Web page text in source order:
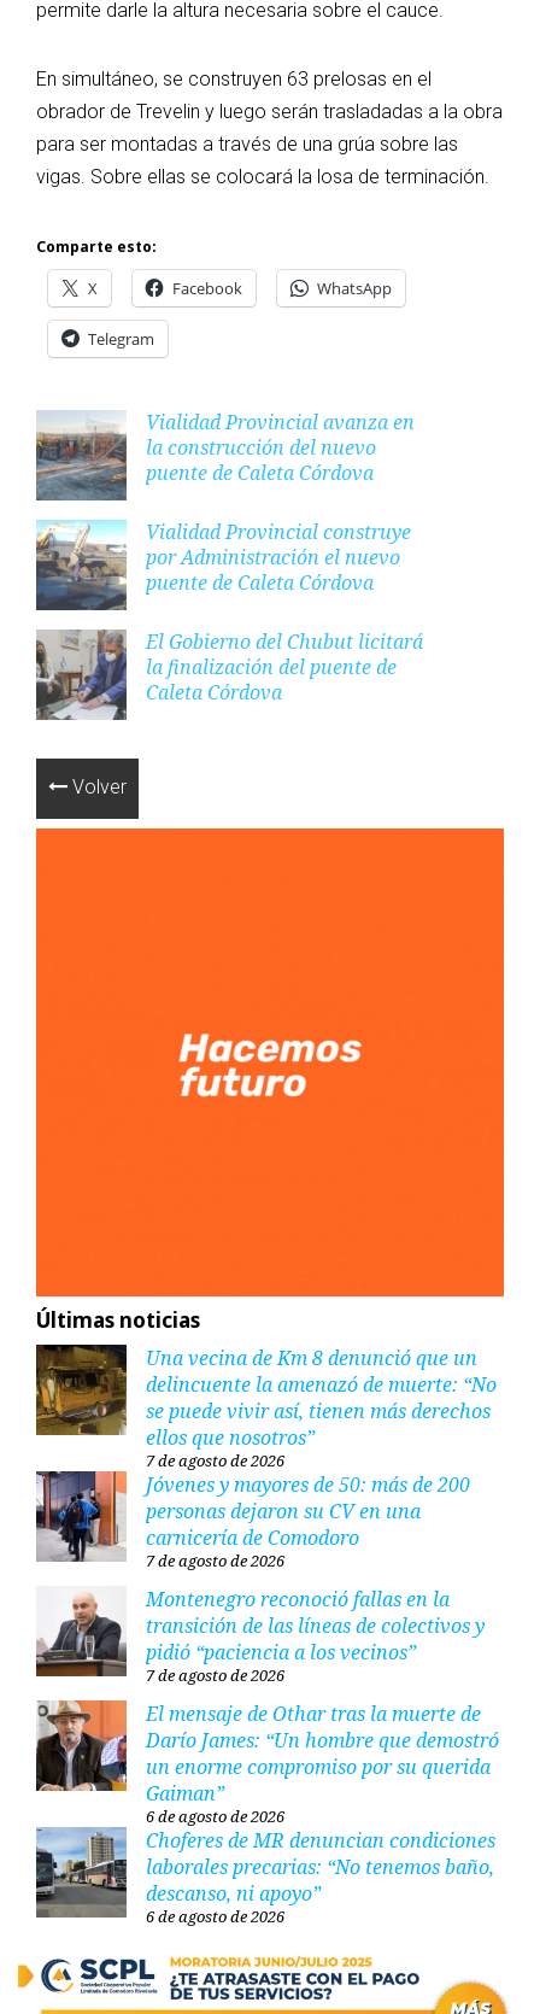
permite darle la altura necesaria sobre el cauce.
En simultáneo, se construyen 63 prelosas en el
obrador de Trevelin y luego serán trasladadas a la obra
para ser montadas a través de una grúa sobre las
vigas. Sobre ellas se colocará la losa de terminación.
Comparte esto:
X Facebook WhatsApp
Telegram
Vialidad Provincial avanza en
la construcción del nuevo
puente de Caleta Córdova
Vialidad Provincial construye
por Administración el nuevo
puente de Caleta Córdova
El Gobierno del Chubut licitará
la finalización del puente de
Caleta Córdova
Volver
Últimas noticias
Una vecina de Km 8 denunció que un
delincuente la amenazó de muerte: “No
se puede vivir así, tienen más derechos
ellos que nosotros”
7 de agosto de 2026
Jóvenes y mayores de 50: más de 200
personas dejaron su CV en una
carnicería de Comodoro
7 de agosto de 2026
Montenegro reconoció fallas en la
transición de las líneas de colectivos y
pidió “paciencia a los vecinos”
7 de agosto de 2026
El mensaje de Othar tras la muerte de
Darío James: “Un hombre que demostró
un enorme compromiso por su querida
Gaiman”
6 de agosto de 2026
Choferes de MR denuncian condiciones
laborales precarias: “No tenemos baño,
descanso, ni apoyo”
6 de agosto de 2026